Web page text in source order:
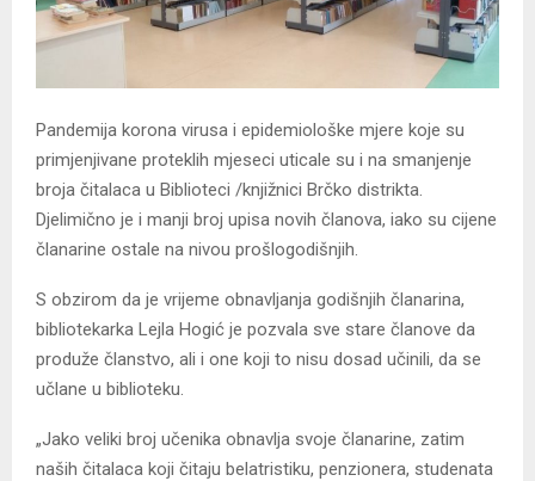
Pandemija korona virusa i epidemiološke mjere koje su
primjenjivane proteklih mjeseci uticale su i na smanjenje
broja čitalaca u Biblioteci /knjižnici Brčko distrikta.
Djelimično je i manji broj upisa novih članova, iako su cijene
članarine ostale na nivou prošlogodišnjih.
S obzirom da je vrijeme obnavljanja godišnjih članarina,
bibliotekarka Lejla Hogić je pozvala sve stare članove da
produže članstvo, ali i one koji to nisu dosad učinili, da se
učlane u biblioteku.
„Jako veliki broj učenika obnavlja svoje članarine, zatim
naših čitalaca koji čitaju belatristiku, penzionera, studenata